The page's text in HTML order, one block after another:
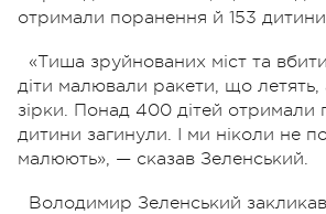
отримали поранення й 153
«Тиша зруйнованих міст та
діти малювали ракети, що летять,
зірки. Понад 400 дітей отримали
дитини загинули. І ми ніколи не
малюють», — сказав Зеленський.
Володимир Зеленський